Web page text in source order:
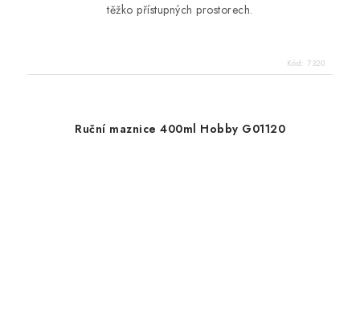
těžko přístupných prostorech.
Kód: 7320
Ruční maznice 400ml Hobby G01120